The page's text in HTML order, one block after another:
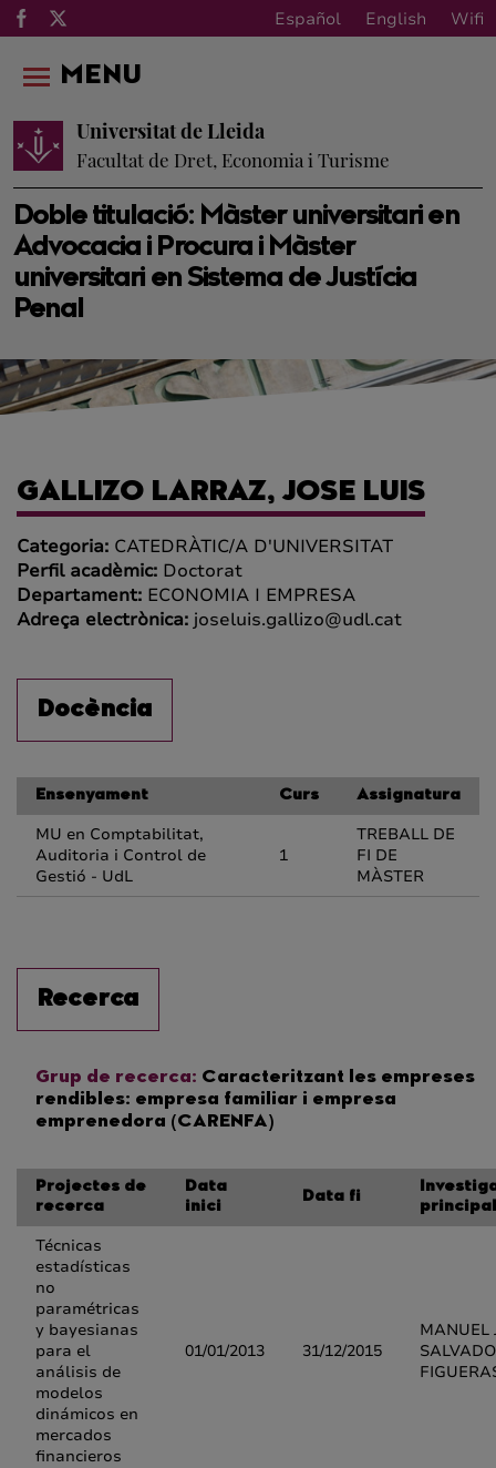
Español English Wifi
Doble titulació: Màster universitari en
Advocacia i Procura i Màster
universitari en Sistema de Justícia
Penal
Universitat de Lleida
Facultat de Dret, Economia i Turisme
MENU
GALLIZO LARRAZ, JOSE LUIS
Categoria: CATEDRÀTIC/A D'UNIVERSITAT
Perfil acadèmic: Doctorat
Departament: ECONOMIA I EMPRESA
Adreça electrònica: joseluis.gallizo@udl.cat
Docència
Ensenyament Curs Assignatura
MU en Comptabilitat,
Auditoria i Control de
Gestió - UdL
1
TREBALL DE
FI DE
MÀSTER
Recerca
Grup de recerca: Caracteritzant les empreses
rendibles: empresa familiar i empresa
emprenedora (CARENFA)
Projectes de
recerca
Data
inici
Data fi
Técnicas
estadísticas
no
paramétricas
y bayesianas
para el
análisis de
modelos
dinámicos en
mercados
financieros
01/01/2013 31/12/2015
MANUEL